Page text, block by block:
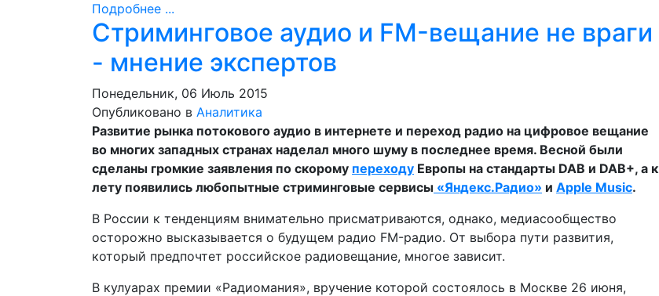
Подробнее ...
Стриминговое аудио и FM-вещание не враги
- мнение экспертов
Понедельник, 06 Июль 2015
Опубликовано в Аналитика
Развитие рынка потокового аудио в интернете и переход радио на цифровое вещание
во многих западных странах наделал много шуму в последнее время. Весной были
сделаны громкие заявления по скорому переходу Европы на стандарты DAB и DAB+, а к
лету появились любопытные стриминговые сервисы «Яндекс.Радио» и Apple Music.
В России к тенденциям внимательно присматриваются, однако, медиасообщество
осторожно высказывается о будущем радио FM-радио. От выбора пути развития,
который предпочтет российское радиовещание, многое зависит.
В кулуарах премии «Радиомания», вручение которой состоялось в Москве 26 июня,